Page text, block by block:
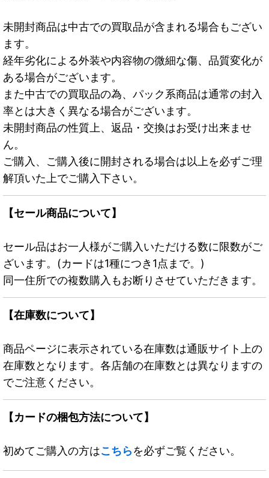
未開封商品は中古での買取品が含まれる場合もござい
ます。
経年劣化による外装や内容物の微細な傷、品質変化が
ある場合がございます。
また中古での買取品の為、パック系商品は通常の封入
率とは大きく異なる場合がございます。
未開封商品の性質上、返品・交換はお受け出来ませ
ん。
ご購入、ご購入後に開封される場合は以上を必ずご理
解頂いた上でご購入下さい。
【セール商品について】
セール品はお一人様がご購入いただける数に限数がご
ざいます。(カードは1種につき1点まで。)
同一住所での複数購入もお断りさせていただきます。
【在庫数について】
商品ページに表示されている在庫数は通販サイト上の
在庫数となります。各店舗の在庫数とは異なりますの
でご注意ください。
【カードの梱包方法について】
初めてご購入の方はこちらを必ずご覧ください。